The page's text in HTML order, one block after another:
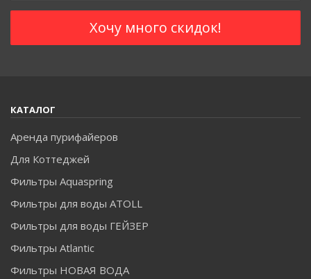
КАТАЛОГ
Аренда пурифайеров
Для Коттеджей
Фильтры Aquaspring
Фильтры для воды ATOLL
Фильтры для воды ГЕЙЗЕР
Фильтры Atlantic
Фильтры НОВАЯ ВОДА